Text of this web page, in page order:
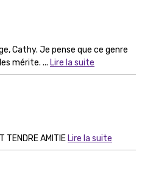
Cathy. Je pense que ce genre
mérite. ... Lire la suite
TENDRE AMITIE Lire la suite